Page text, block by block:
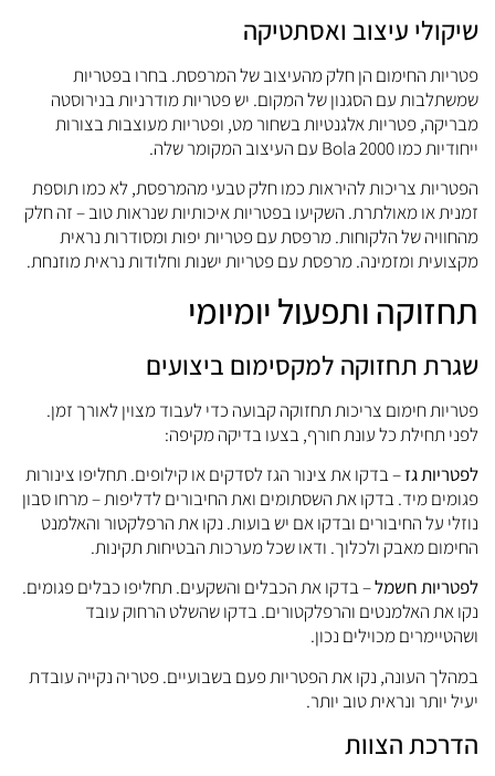
שיקולי עיצוב ואסתטיקה
פטריות החימום הן חלק מהעיצוב של המרפסת. בחרו בפטריות
שמשתלבות עם הסגנון של המקום. יש פטריות מודרניות בנירוסטה
מבריקה, פטריות אלגנטיות בשחור מט, ופטריות מעוצבות בצורות
ייחודיות כמו Bola 2000 עם העיצוב המקומר שלה.
הפטריות צריכות להיראות כמו חלק טבעי מהמרפסת, לא כמו תוספת
זמנית או מאולתרת. השקיעו בפטריות איכותיות שנראות טוב – זה חלק
מהחוויה של הלקוחות. מרפסת עם פטריות יפות ומסודרות נראית
מקצועית ומזמינה. מרפסת עם פטריות ישנות וחלודות נראית מוזנחת.
תחזוקה ותפעול יומיומי
שגרת תחזוקה למקסימום ביצועים
פטריות חימום צריכות תחזוקה קבועה כדי לעבוד מצוין לאורך זמן.
לפני תחילת כל עונת חורף, בצעו בדיקה מקיפה:
לפטריות גז– בדקו את צינור הגז לסדקים או קילופים. תחליפו צינורות
פגומים מיד. בדקו את השסתומים ואת החיבורים לדליפות – מרחו סבון
נוזלי על החיבורים ובדקו אם יש בועות. נקו את הרפלקטור והאלמנט
החימום מאבק ולכלוך. ודאו שכל מערכות הבטיחות תקינות.
לפטריות חשמל– בדקו את הכבלים והשקעים. תחליפו כבלים פגומים.
נקו את האלמנטים והרפלקטורים. בדקו שהשלט הרחוק עובד
ושהטיימרים מכוילים נכון.
במהלך העונה, נקו את הפטריות פעם בשבועיים. פטריה נקייה עובדת
יעיל יותר ונראית טוב יותר.
הדרכת הצוות